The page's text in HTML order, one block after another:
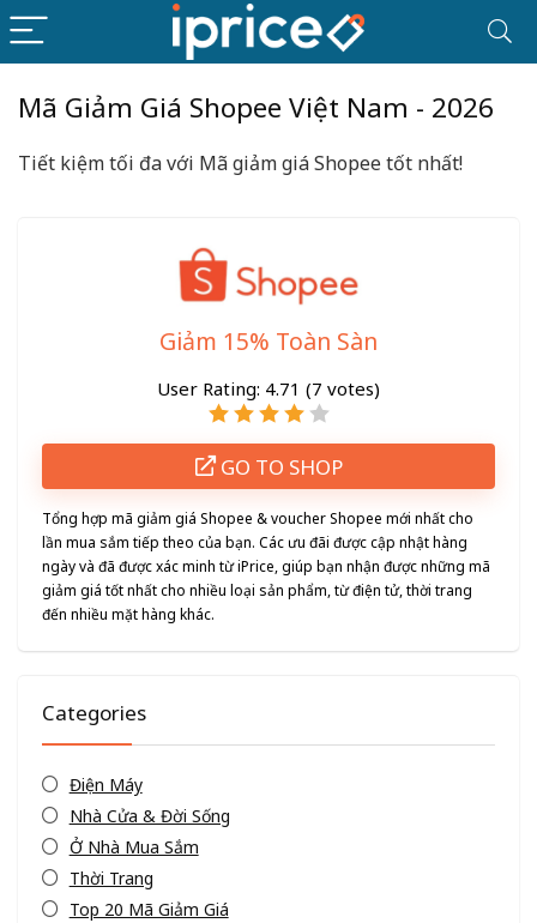
Mã Giảm Giá Shopee Việt Nam - 2026
Tiết kiệm tối đa với Mã giảm giá Shopeetốt nhất!
Giảm 15% Toàn Sàn
User Rating: 4.71 (7 votes)
GO TO SHOP
Tổng hợp mã giảm giá Shopee & voucherShopee mới nhất cho
lần mua sắm tiếp theo của bạn. Các ưu đãi được cập nhật hàng
ngày và đã được xác minh từ iPrice, giúp bạn nhận được những mã
giảm giá tốt nhất cho nhiều loại sản phẩm, từ điện tử, thời trang
đến nhiều mặt hàng khác.
Categories
Điện Máy
Nhà Cửa & Đời Sống
Ở Nhà Mua Sắm
Thời Trang
Top 20 Mã Giảm Giá